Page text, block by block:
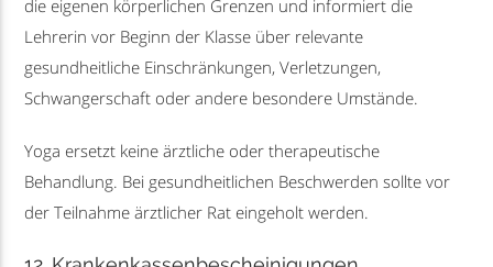
die eigenen körperlichen Grenzen und informiert die
Lehrerin vor Beginn der Klasse über relevante
gesundheitliche Einschränkungen, Verletzungen,
Schwangerschaft oder andere besondere Umstände.
Yoga ersetzt keine ärztliche oder therapeutische
Behandlung. Bei gesundheitlichen Beschwerden sollte vor
der Teilnahme ärztlicher Rat eingeholt werden.